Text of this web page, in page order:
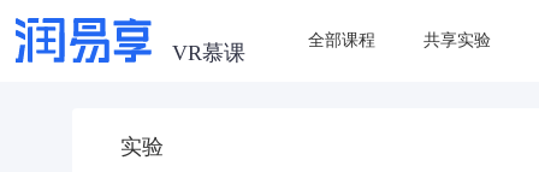
全部课程 共享实验
实验